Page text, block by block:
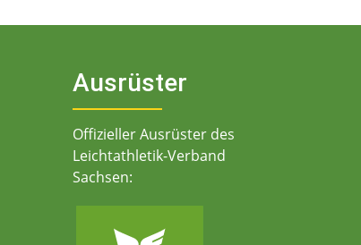
Ausrüster
Offizieller Ausrüster des
Leichtathletik-Verband
Sachsen: